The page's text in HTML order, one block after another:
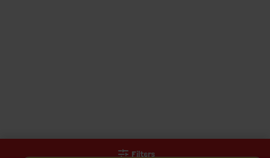
Filters